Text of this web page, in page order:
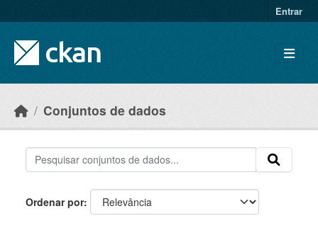
Entrar
Conjuntos de dados
Ordenar por